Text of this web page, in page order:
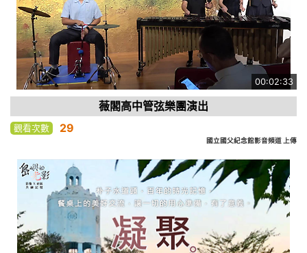
00:02:33
薇閣高中管弦樂團演出
觀看次數 29
國立國父紀念館影音頻道 上傳